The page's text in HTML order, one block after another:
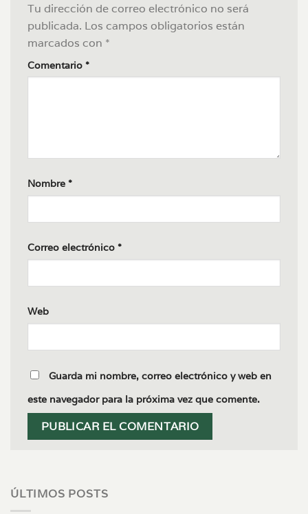
Tu dirección de correo electrónico no será
publicada. Los campos obligatorios están
marcados con *
Comentario *
Nombre *
Correo electrónico *
Web
Guarda mi nombre, correo electrónico y web en
este navegador para la próxima vez que comente.
ÚLTIMOS POSTS